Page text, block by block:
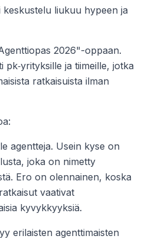
liukuu hypeen ja
2026"-oppaan.
pk‑yrityksille ja tiimeille, jotka
ratkaisuista ilman
agentteja. Usein kyse on
joka on nimetty
Ero on olennainen, koska
vaativat
kyvykkyyksiä.
erilaisten agenttimaisten